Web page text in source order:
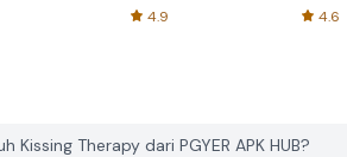
4.9 4.6
Kissing Therapy dari PGYER APK HUB?